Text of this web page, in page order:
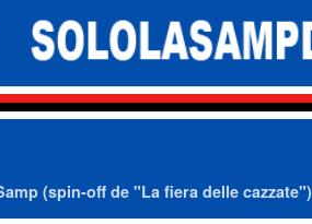
(spin-off de "La fiera delle cazzate")